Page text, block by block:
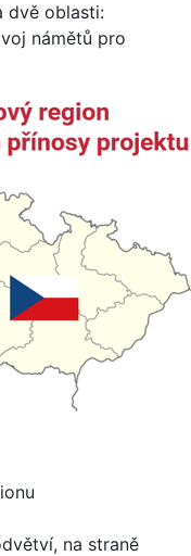
dvě oblasti:
námětů pro
na straně